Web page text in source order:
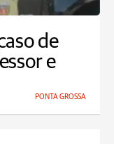
de
e
PONTA GROSSA